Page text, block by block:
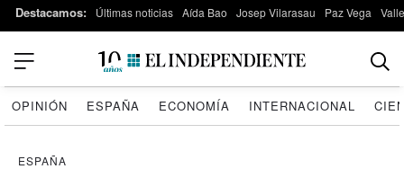
Destacamos: Últimas noticias Aída Bao Josep Vilarasau Paz Vega
OPINIÓN ESPAÑA ECONOMÍA INTERNACIONAL
ESPAÑA